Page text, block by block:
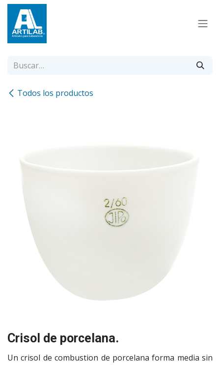
Ir al contenido
Todos los productos
Crisol de porcelana.
Un crisol de combustion de porcelana forma media sin